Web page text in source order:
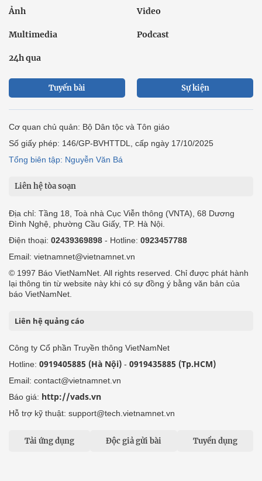
Ảnh Video
Multimedia Podcast
24h qua
Tuyến bài Sự kiện
Cơ quan chủ quản: Bộ Dân tộc và Tôn giáo
Số giấy phép: 146/GP-BVHTTDL, cấp ngày 17/10/2025
Tổng biên tập: Nguyễn Văn Bá
Liên hệ tòa soạn
Địa chỉ: Tầng 18, Toà nhà Cục Viễn thông (VNTA), 68 Dương
Đình Nghệ, phường Cầu Giấy, TP. Hà Nội.
Điện thoại: 02439369898 - Hotline: 0923457788
Email: vietnamnet@vietnamnet.vn
© 1997 Báo VietNamNet. All rights reserved. Chỉ được phát hành
lại thông tin từ website này khi có sự đồng ý bằng văn bản của
báo VietNamNet.
Liên hệ quảng cáo
Công ty Cổ phần Truyền thông VietNamNet
Hotline: 0919405885 (Hà Nội) - 0919435885 (Tp.HCM)
Email: contact@vietnamnet.vn
Báo giá: http://vads.vn
Hỗ trợ kỹ thuật: support@tech.vietnamnet.vn
Tải ứng dụng Độc giả gửi bài Tuyển dụng